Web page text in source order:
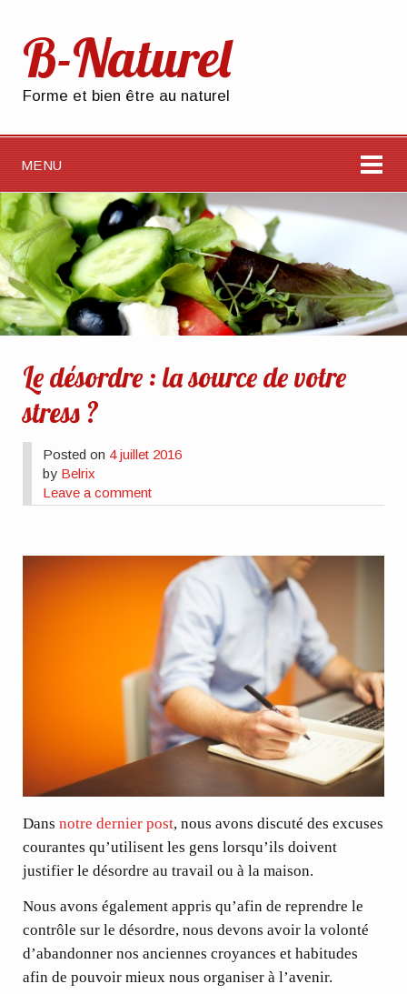
B-Naturel
Forme et bien être au naturel
MENU
Le désordre : la source de votre
stress ?
Posted on 4 juillet 2016
by Belrix
Leave a comment
Dansnotre dernier post, nous avons discuté desexcuses
courantesqu’utilisent les gens lorsqu’ils doivent
justifier le désordre au travail ou à la maison.
Nous avons également appris qu’afin de reprendre le
contrôle sur le désordre, nous devons avoir la volonté
d’abandonner nos anciennes croyances et habitudes
afin de pouvoir mieux nous organiser à l’avenir.